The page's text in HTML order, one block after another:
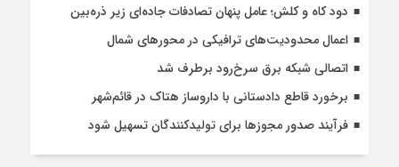
دود کاه و کلش؛ عامل پنهان تصادفات جاده‌ای زیر ذره‌بین
اعمال محدودیت‌‌های ترافیکی در محورهای شمال
اتصالی شبکه برق سرخ‌رود برطرف شد
برخورد قاطع دادستانی با داروساز هتاک در قائم‌شهر
فرآیند صدور مجوزها برای تولیدکنندگان تسهیل شود